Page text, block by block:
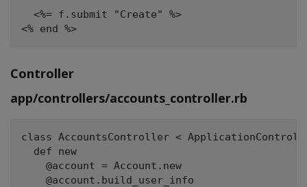
  <%= f.submit "Create" %>
Controller
app/controllers/accounts_controller.rb
class AccountsController <
  def new
    @account = Account.new
    @account.build_user_info